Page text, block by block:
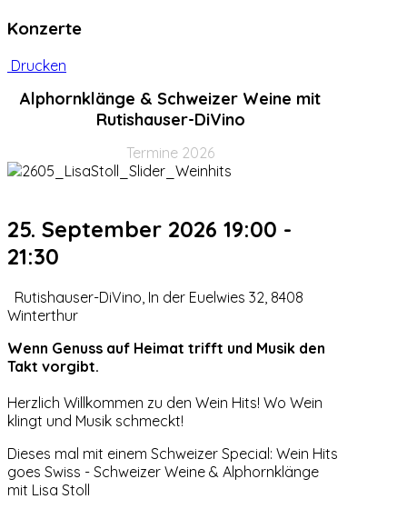
Konzerte
Drucken
Alphornklänge & Schweizer Weine mit
Rutishauser-DiVino
Termine 2026
25. September 2026 19:00 -
21:30
Rutishauser-DiVino, In der Euelwies 32, 8408
Winterthur
Wenn Genuss auf Heimat trifft und Musik den
Takt vorgibt.
Herzlich Willkommen zu den Wein Hits! Wo Wein
klingt und Musik schmeckt!
Dieses mal mit einem Schweizer Special: Wein Hits
goes Swiss - Schweizer Weine & Alphornklänge
mit Lisa Stoll